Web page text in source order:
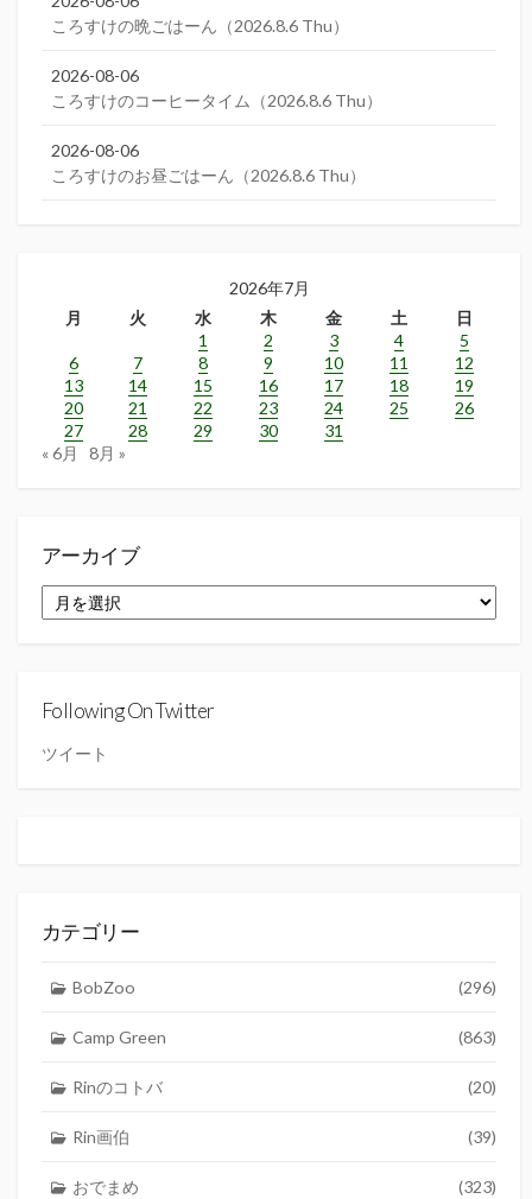
ころすけの晩ごはーん（2026.8.6 Thu）
2026-08-06
ころすけのコーヒータイム（2026.8.6 Thu）
2026-08-06
ころすけのお昼ごはーん（2026.8.6 Thu）
2026年7月
月
火 水 木 金 土
日
1
2 3 4
5
6
7 8 9 10 11
12
13
14 15 16 17 18
19
20
21 22 23 24 25
26
27
28 29 30
31
« 6月
8月 »
アーカイブ
ー
Following On Twitter
ツイート
カテゴリー
BobZoo (296)
Camp Green (863)
Rinのコトバ (20)
Rin画伯 (39)
おでまめ (323)